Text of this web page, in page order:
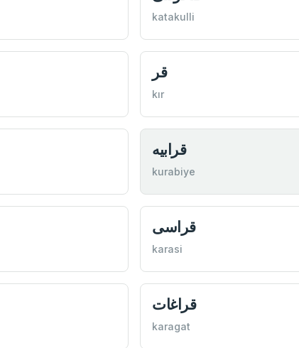
katakulli
قر
kır
قرابيه
kurabiye
قراسی
karasi
قراغات
karagat